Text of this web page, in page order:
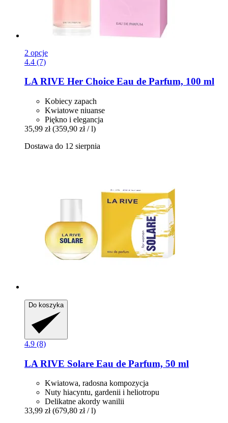
2 opcje
4.4 (7)
LA RIVE Her Choice Eau de Parfum, 100 ml
Kobiecy zapach
Kwiatowe niuanse
Piękno i elegancja
35,99 zł (359,90 zł / l)
Dostawa do 12 sierpnia
Do koszyka
4.9 (8)
LA RIVE Solare Eau de Parfum, 50 ml
Kwiatowa, radosna kompozycja
Nuty hiacyntu, gardenii i heliotropu
Delikatne akordy wanilii
33,99 zł (679,80 zł / l)